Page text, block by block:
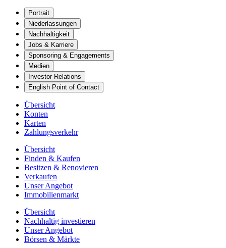
Portrait
Niederlassungen
Nachhaltigkeit
Jobs & Karriere
Sponsoring & Engagements
Medien
Investor Relations
English Point of Contact
Übersicht
Konten
Karten
Zahlungsverkehr
Übersicht
Finden & Kaufen
Besitzen & Renovieren
Verkaufen
Unser Angebot
Immobilienmarkt
Übersicht
Nachhaltig investieren
Unser Angebot
Börsen & Märkte